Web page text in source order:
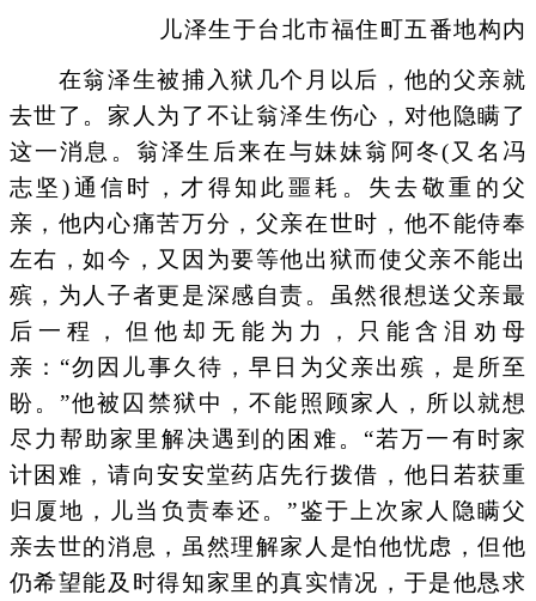
儿泽生于台北市福住町五番地构内
在翁泽生被捕入狱几个月以后，他的父亲就
去世了。家人为了不让翁泽生伤心，对他隐瞒了
这一消息。翁泽生后来在与妹妹翁阿冬(又名冯
志坚)通信时，才得知此噩耗。失去敬重的父
亲，他内心痛苦万分，父亲在世时，他不能侍奉
左右，如今，又因为要等他出狱而使父亲不能出
殡，为人子者更是深感自责。虽然很想送父亲最
后一程，但他却无能为力，只能含泪劝母
亲：“勿因儿事久待，早日为父亲出殡，是所至
盼。”他被囚禁狱中，不能照顾家人，所以就想
尽力帮助家里解决遇到的困难。“若万一有时家
计困难，请向安安堂药店先行拨借，他日若获重
归厦地，儿当负责奉还。”鉴于上次家人隐瞒父
亲去世的消息，虽然理解家人是怕他忧虑，但他
仍希望能及时得知家里的真实情况，于是他恳求